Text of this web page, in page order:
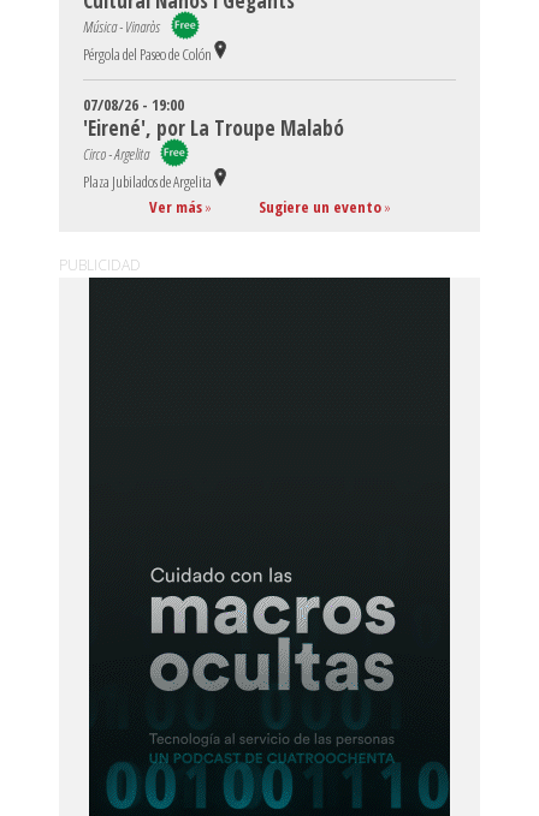
Música - Vinaròs
Pérgola del Paseo de Colón
07/08/26 - 19:00
'Eirené', por La Troupe Malabó
Circo - Argelita
Plaza Jubilados de Argelita
Ver más» Sugiere un evento»
PUBLICIDAD